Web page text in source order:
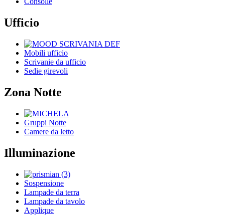
Ufficio
Mobili ufficio
Scrivanie da ufficio
Sedie girevoli
Zona Notte
Gruppi Notte
Camere da letto
Illuminazione
Sospensione
Lampade da terra
Lampade da tavolo
Applique